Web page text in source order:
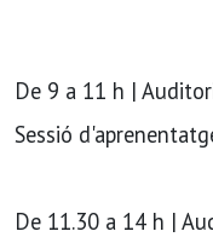
De 9 a 11 h |
Sessió
De 11.30 a 14 h |